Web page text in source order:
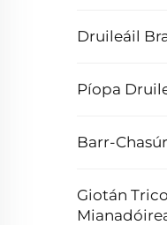
Druileáil
Píopa
Barr-Chasúr
Giotán